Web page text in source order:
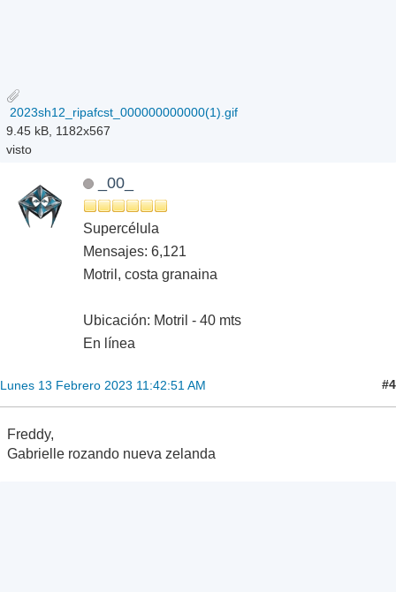
2023sh12_ripafcst_000000000000(1).gif
9.45 kB, 1182x567
visto
_00_
Supercélula
Mensajes: 6,121
Motril, costa granaina
Ubicación: Motril - 40 mts
En línea
Lunes 13 Febrero 2023 11:42:51 AM #4
Freddy,
Gabrielle rozando nueva zelanda